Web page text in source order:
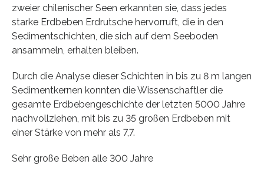
zweier chilenischer Seen erkannten sie, dass jedes
starke Erdbeben Erdrutsche hervorruft, die in den
Sedimentschichten, die sich auf dem Seeboden
ansammeln, erhalten bleiben.
Durch die Analyse dieser Schichten in bis zu 8 m langen
Sedimentkernen konnten die Wissenschaftler die
gesamte Erdbebengeschichte der letzten 5000 Jahre
nachvollziehen, mit bis zu 35 großen Erdbeben mit
einer Stärke von mehr als 7,7.
Sehr große Beben alle 300 Jahre